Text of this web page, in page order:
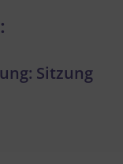
Sitzung